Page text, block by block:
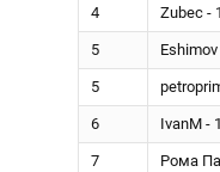
4 Zubec -
5
5
6 IvanM -
7 Рома